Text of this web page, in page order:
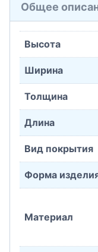
Общее
Высота
Ширина
Толщина
Длина
Вид покрытия
Форма
Материал